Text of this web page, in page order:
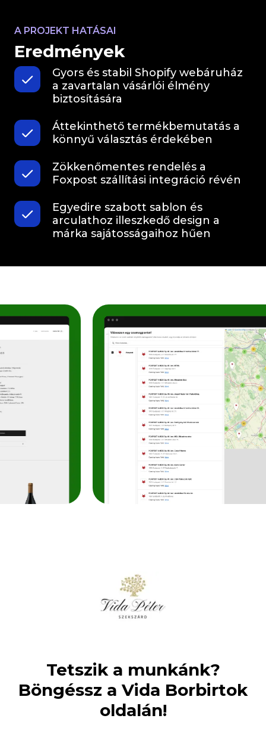
A PROJEKT HATÁSAI
Eredmények
Gyors és stabil Shopify webáruház
a zavartalan vásárlói élmény
biztosítására
Áttekinthető termékbemutatás a
könnyű választás érdekében
Zökkenőmentes rendelés a
Foxpost szállítási integráció révén
Egyedire szabott sablon és
arculathoz illeszkedő design a
márka sajátosságaihoz hűen
Tetszik a munkánk?
Böngéssz a Vida Borbirtok
oldalán!